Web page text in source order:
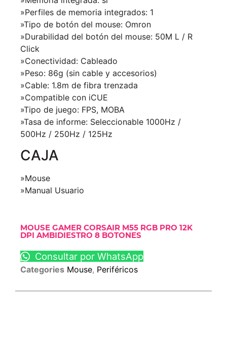
»Perfiles de memoria integrados: 1
»Tipo de botón del mouse: Omron
»Durabilidad del botón del mouse: 50M L / R
Click
»Conectividad: Cableado
»Peso: 86g (sin cable y accesorios)
»Cable: 1.8m de fibra trenzada
»Compatible con iCUE
»Tipo de juego: FPS, MOBA
»Tasa de informe: Seleccionable 1000Hz /
500Hz / 250Hz / 125Hz
CAJA
»Mouse
»Manual Usuario
MOUSE GAMER CORSAIR M55 RGB PRO 12K
DPI AMBIDIESTRO 8 BOTONES
Consultar por WhatsApp
Categories Mouse, Periféricos